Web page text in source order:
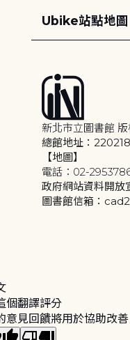
Ubike站點地圖
新北市立圖書館
總館地址：
【地圖】
電話：02-
政府網站資料開放
圖書館信箱：
個翻譯評分
意見回饋將用於協助改